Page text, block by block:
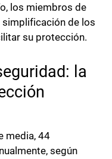
los miembros de
simplificación de los
su protección.
la
media, 44
según